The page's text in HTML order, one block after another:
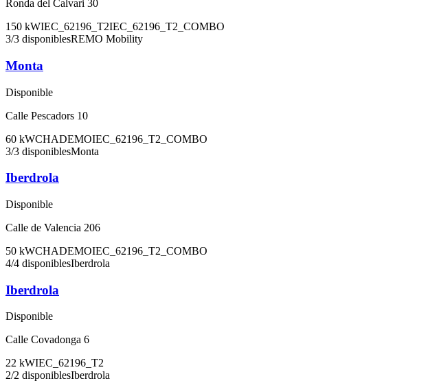
Ronda del Calvari 30
150 kWIEC_62196_T2IEC_62196_T2_COMBO
3/3 disponiblesREMO Mobility
Monta
Disponible
Calle Pescadors 10
60 kWCHADEMOIEC_62196_T2_COMBO
3/3 disponiblesMonta
Iberdrola
Disponible
Calle de Valencia 206
50 kWCHADEMOIEC_62196_T2_COMBO
4/4 disponiblesIberdrola
Iberdrola
Disponible
Calle Covadonga 6
22 kWIEC_62196_T2
2/2 disponiblesIberdrola